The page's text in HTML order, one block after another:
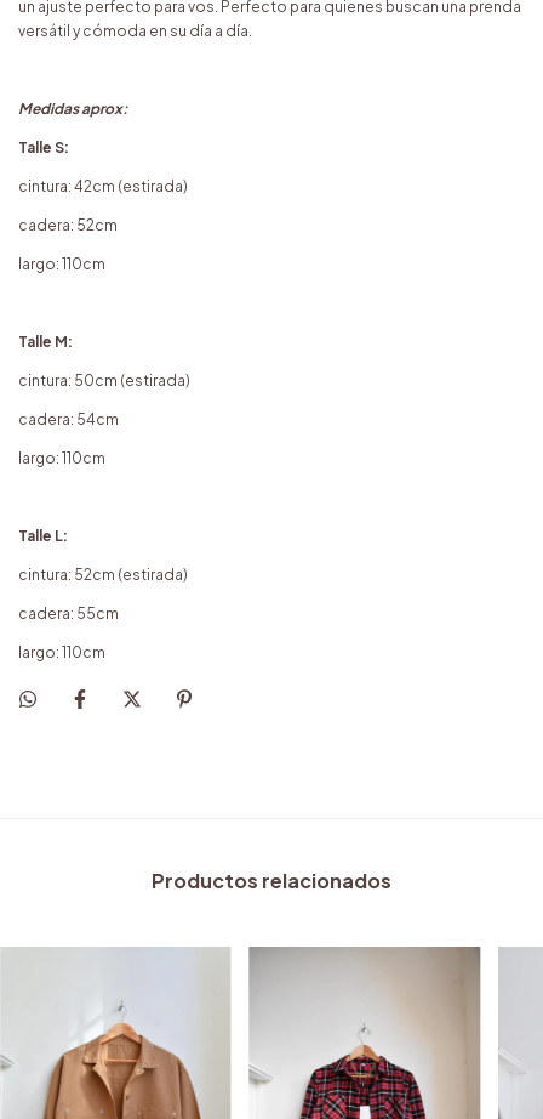
un ajuste perfecto para vos. Perfecto para quienes buscan una prenda
versátil y cómoda en su día a día.
Medidas aprox:
Talle S:
cintura: 42cm (estirada)
cadera: 52cm
largo: 110cm
Talle M:
cintura: 50cm (estirada)
cadera: 54cm
largo: 110cm
Talle L:
cintura: 52cm (estirada)
cadera: 55cm
largo: 110cm
Productos relacionados